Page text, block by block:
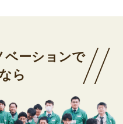
ベーションで
ら